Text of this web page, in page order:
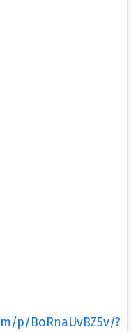
p/BoRnaUvBZ5v/?